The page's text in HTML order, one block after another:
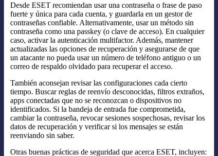
Desde ESET recomiendan usar una contraseña o frase de paso
fuerte y única para cada cuenta, y guardarla en un gestor de
contraseñas confiable. Alternativamente, usar un método sin
contraseña como una passkey (o clave de acceso). En cualquier
caso, activar la autenticación multifactor. Además, mantener
actualizadas las opciones de recuperación y asegurarse de que
un atacante no pueda usar un número de teléfono antiguo o un
correo de respaldo olvidado para recuperar el acceso.
También aconsejan revisar las configuraciones cada cierto
tiempo. Buscar reglas de reenvío desconocidas, filtros extraños,
apps conectadas que no se reconozcan o dispositivos no
identificados. Si la bandeja de entrada fue comprometida,
cambiar la contraseña, revocar sesiones sospechosas, revisar los
datos de recuperación y verificar si los mensajes se están
reenviando sin saber.
Otras buenas prácticas de seguridad que acerca ESET, incluyen: